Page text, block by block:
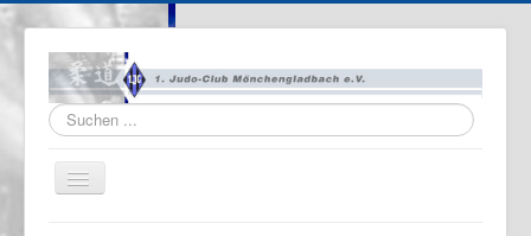
Suchen
...
Navigation